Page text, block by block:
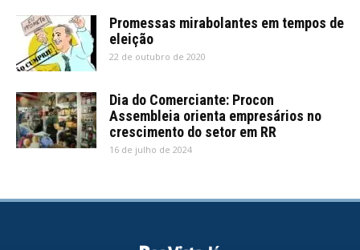
Promessas mirabolantes em tempos de
eleição
22 de outubro de 2020
Dia do Comerciante: Procon
Assembleia orienta empresários no
crescimento do setor em RR
16 de julho de 2024